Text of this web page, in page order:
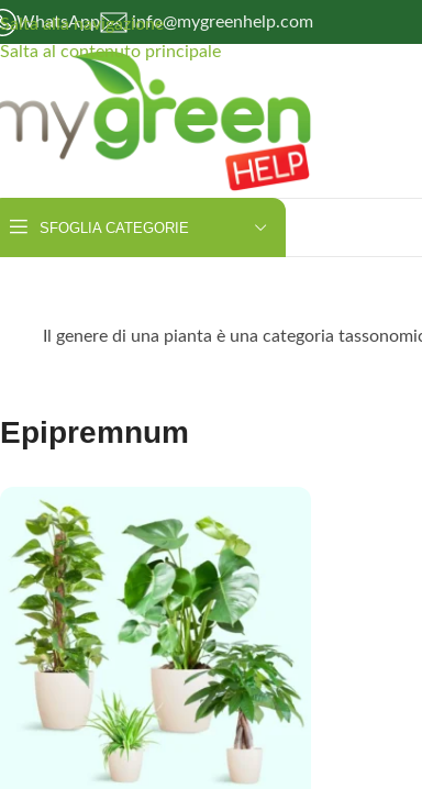
Salta alla navigazione
Salta al contenuto principale
WhatsApp info@mygreenhelp.com
SFOGLIA CATEGORIE
Il genere di una pianta è una categoria
Epipremnum